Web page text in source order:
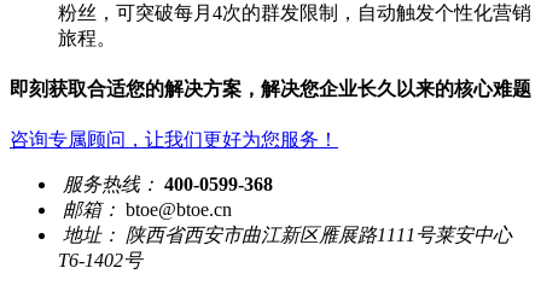
粉丝，可突破每月4次的群发限制，自动触发个性化营销
旅程。
即刻获取合适您的解决方案，解决您企业长久以来的核心难题
咨询专属顾问，让我们更好为您服务！
服务热线： 400-0599-368
邮箱： btoe@btoe.cn
地址： 陕西省西安市曲江新区雁展路1111号莱安中心
T6-1402号